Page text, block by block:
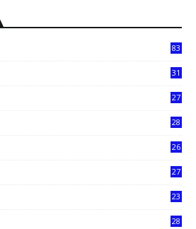
83
31
27
28
26
27
23
28